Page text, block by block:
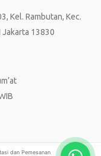
Kel. Rambutan, Kec.
Jakarta 13830
dan Pemesanan